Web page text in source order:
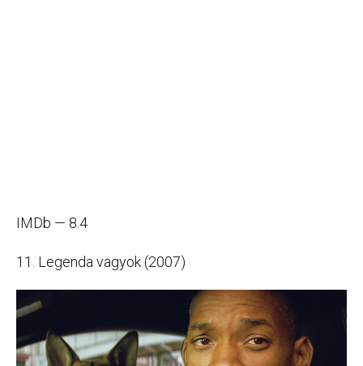
IMDb — 8.4
11. Legenda vagyok (2007)